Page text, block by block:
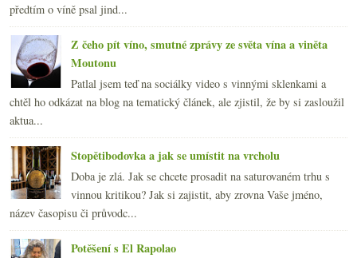
předtím o víně psal jind...
Z čeho pít víno, smutné zprávy ze světa vína a viněta
Moutonu
Patlal jsem teď na sociálky video s vinnými sklenkami a
chtěl ho odkázat na blog na tematický článek, ale zjistil, že by si zasloužil
aktua...
Stopětibodovka a jak se umístit na vrcholu
Doba je zlá. Jak se chcete prosadit na saturovaném trhu s
vinnou kritikou? Jak si zajistit, aby zrovna Vaše jméno,
název časopisu či průvodc...
Potěšení s El Rapolao